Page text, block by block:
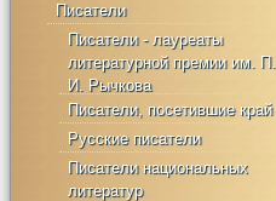
Писатели
Писатели - лауреаты
литературной премии им. П.
И. Рычкова
Писатели, посетившие край
Русские писатели
Писатели национальных
литератур